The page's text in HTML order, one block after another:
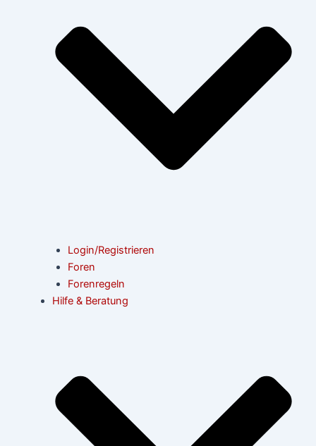
Login/Registrieren
Foren
Forenregeln
Hilfe & Beratung